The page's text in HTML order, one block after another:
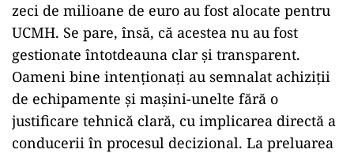
zeci de milioane de euro au fost alocate pentru
UCMH. Se pare, însă, că acestea nu au fost
gestionate întotdeauna clar și transparent.
Oameni bine intenționați au semnalat achiziții
de echipamente și mașini-unelte fără o
justificare tehnică clară, cu implicarea directă a
conducerii în procesul decizional. La preluarea